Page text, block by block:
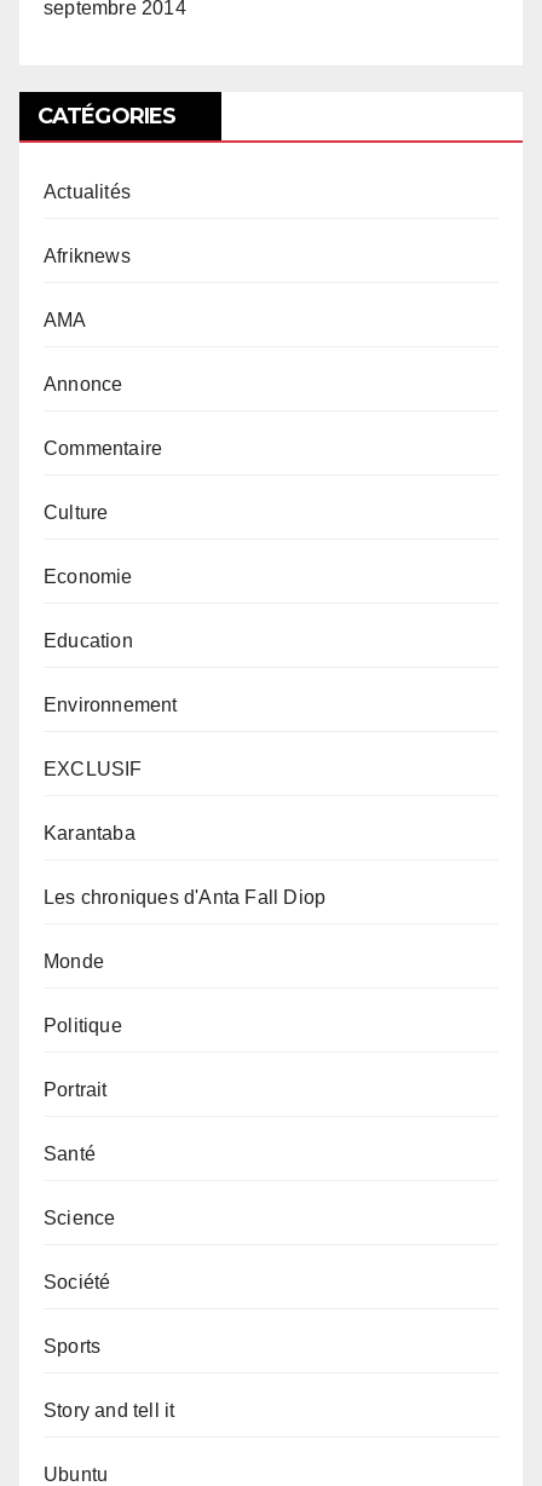
septembre 2014
CATÉGORIES
Actualités
Afriknews
AMA
Annonce
Commentaire
Culture
Economie
Education
Environnement
EXCLUSIF
Karantaba
Les chroniques d'Anta Fall Diop
Monde
Politique
Portrait
Santé
Science
Société
Sports
Story and tell it
Ubuntu